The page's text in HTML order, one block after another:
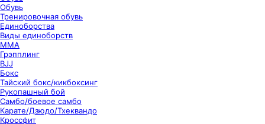
Обувь
Тренировочная обувь
Единоборства
Виды единоборств
ММА
Грэпплинг
BJJ
Бокс
Тайский бокс/кикбоксинг
Рукопашный бой
Самбо/боевое самбо
Карате/Дзюдо/Тхеквандо
Кроссфит